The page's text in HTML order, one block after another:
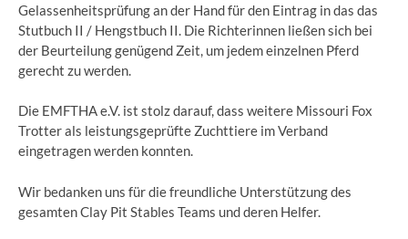
Gelassenheitsprüfung an der Hand für den Eintrag in das das
Stutbuch II / Hengstbuch II. Die Richterinnen ließen sich bei
der Beurteilung genügend Zeit, um jedem einzelnen Pferd
gerecht zu werden.
Die EMFTHA e.V. ist stolz darauf, dass weitere Missouri Fox
Trotter als leistungsgeprüfte Zuchttiere im Verband
eingetragen werden konnten.
Wir bedanken uns für die freundliche Unterstützung des
gesamten Clay Pit Stables Teams und deren Helfer.